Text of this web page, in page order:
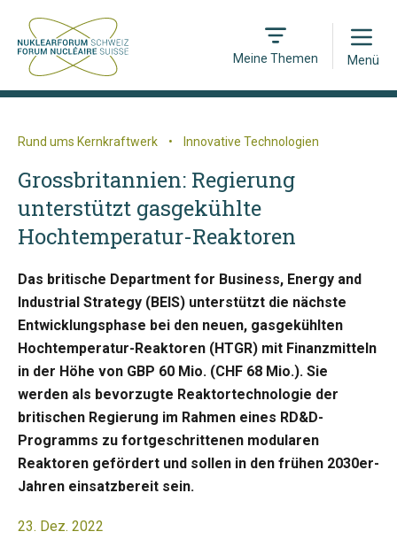
Meine Themen
Open
Menü
Rund ums Kernkraftwerk • Innovative Technologien
Grossbritannien: Regierung
unterstützt gasgekühlte
Hochtemperatur-Reaktoren
Das britische Department for Business, Energy and
Industrial Strategy (BEIS) unterstützt die nächste
Entwicklungsphase bei den neuen, gasgekühlten
Hochtemperatur-Reaktoren (HTGR) mit Finanzmitteln
in der Höhe von GBP 60 Mio. (CHF 68 Mio.). Sie
werden als bevorzugte Reaktortechnologie der
britischen Regierung im Rahmen eines RD&D-
Programms zu fortgeschrittenen modularen
Reaktoren gefördert und sollen in den frühen 2030er-
Jahren einsatzbereit sein.
23. Dez. 2022